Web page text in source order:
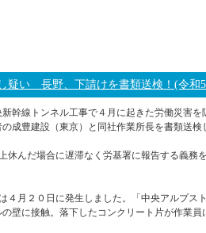
疑い 長野、下請けを書類送検！(令和5
幹線トンネル工事で４月に起きた労働災害
成豊建設（東京）と同社作業所長を書類送検
休んだ場合に遅滞なく労基署に報告する義務
月２０日に発生しました。「中央アルプス
壁に接触。落下したコンクリート片が作業